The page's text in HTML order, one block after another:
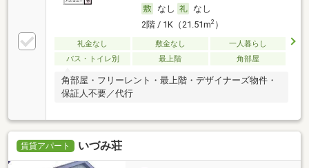
なし
なし
2階 / 1K（21.51m2）
礼金なし 敷金なし
一人暮らし
バス・トイレ別
最上階 角部屋
角部屋・フリーレント・最上階・デザイナーズ物件・
保証人不要／代行
賃貸アパート いづみ荘